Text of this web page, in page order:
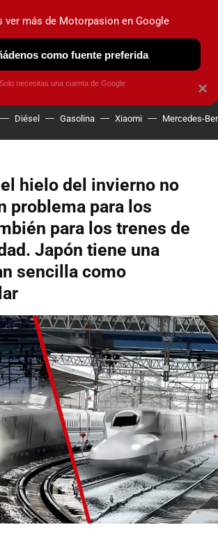
ELÉCTRICOS OBSERVATORIO
Diésel Gasolina Xiaomi Mercedes-
hielo del invierno no
problema para los
para los trenes de
Japón tiene una
sencilla como
×
ver más de Motorpasion en Google
como fuente preferida
Solo necesitas una cuenta de Google